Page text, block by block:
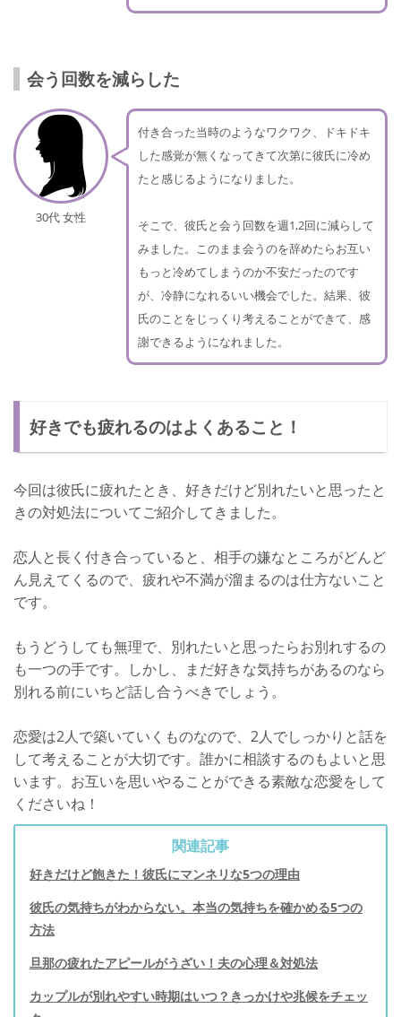
会う回数を減らした
30代 女性
付き合った当時のようなワクワク、ドキドキ
した感覚が無くなってきて次第に彼氏に冷め
たと感じるようになりました。
そこで、彼氏と会う回数を週1,2回に減らして
みました。このまま会うのを辞めたらお互い
もっと冷めてしまうのか不安だったのです
が、冷静になれるいい機会でした。結果、彼
氏のことをじっくり考えることができて、感
謝できるようになれました。
好きでも疲れるのはよくあること！
今回は彼氏に疲れたとき、好きだけど別れたいと思ったと
きの対処法についてご紹介してきました。
恋人と長く付き合っていると、相手の嫌なところがどんど
ん見えてくるので、疲れや不満が溜まるのは仕方ないこと
です。
もうどうしても無理で、別れたいと思ったらお別れするの
も一つの手です。しかし、まだ好きな気持ちがあるのなら
別れる前にいちど話し合うべきでしょう。
恋愛は2人で築いていくものなので、2人でしっかりと話を
して考えることが大切です。誰かに相談するのもよいと思
います。お互いを思いやることができる素敵な恋愛をして
くださいね！
関連記事
好きだけど飽きた！彼氏にマンネリな5つの理由
彼氏の気持ちがわからない。本当の気持ちを確かめる5つの
方法
旦那の疲れたアピールがうざい！夫の心理＆対処法
カップルが別れやすい時期はいつ？きっかけや兆候をチェッ